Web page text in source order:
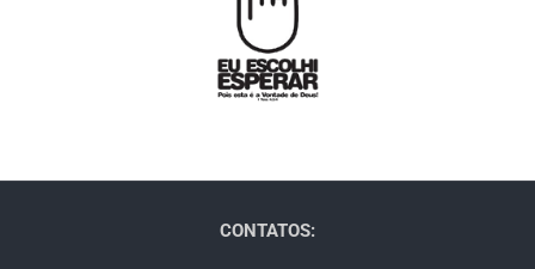
CONTATOS: